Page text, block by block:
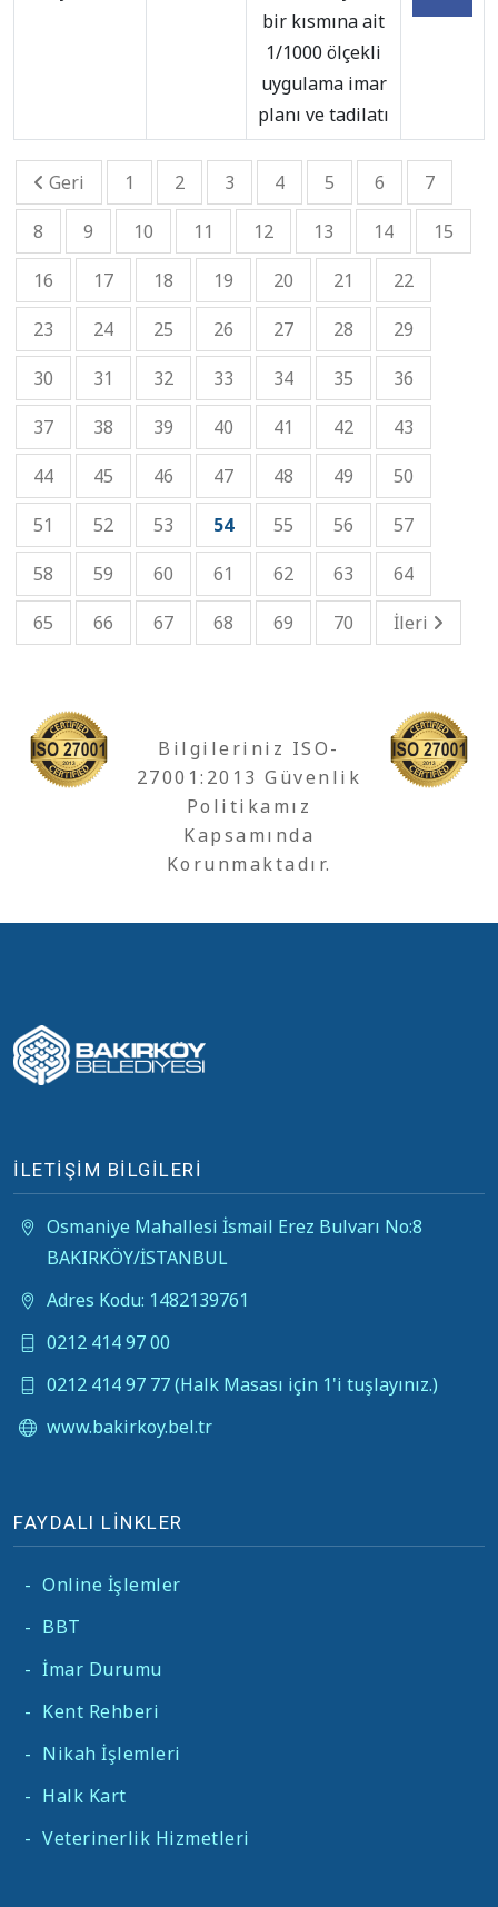
bir kısmına ait
1/1000 ölçekli
uygulama imar
planı ve tadilatı
Geri 1 2 3 4 5 6
7
8
9 10 11 12 13 14
15
16
17 18 19 20 21
22
23
24 25 26 27 28
29
30
31 32 33 34 35
36
37
38 39 40 41 42
43
44
45 46 47 48 49
50
51
52 53 54 55 56
57
58
59 60 61 62 63
64
65
66 67 68 69 70 İleri
Bilgileriniz ISO-
27001:2013 Güvenlik
Politikamız
Kapsamında
Korunmaktadır.
İLETİŞİM BİLGİLERİ
Osmaniye Mahallesi İsmail Erez Bulvarı No:8
BAKIRKÖY/İSTANBUL
Adres Kodu: 1482139761
0212 414 97 00
0212 414 97 77 (Halk Masası için 1'i tuşlayınız.)
www.bakirkoy.bel.tr
FAYDALI LİNKLER
- Online İşlemler
- BBT
- İmar Durumu
- Kent Rehberi
- Nikah İşlemleri
- Halk Kart
- Veterinerlik Hizmetleri